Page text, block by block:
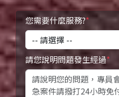
您需要什麼服務?*
請您說明問題發生經過*